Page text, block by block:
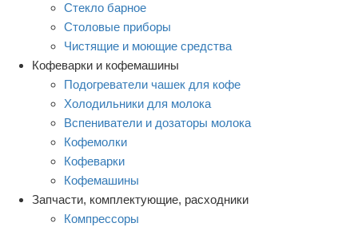
Стекло барное
Столовые приборы
Чистящие и моющие средства
Кофеварки и кофемашины
Подогреватели чашек для кофе
Холодильники для молока
Вспениватели и дозаторы молока
Кофемолки
Кофеварки
Кофемашины
Запчасти, комплектующие, расходники
Компрессоры